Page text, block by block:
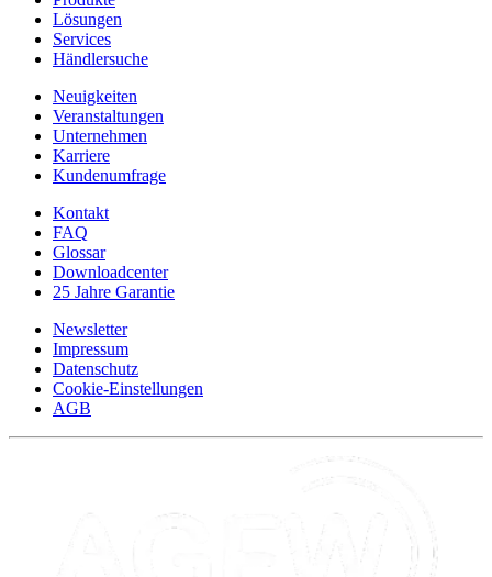
Lösungen
Services
Händlersuche
Neuigkeiten
Veranstaltungen
Unternehmen
Karriere
Kundenumfrage
Kontakt
FAQ
Glossar
Downloadcenter
25 Jahre Garantie
Newsletter
Impressum
Datenschutz
Cookie-Einstellungen
AGB